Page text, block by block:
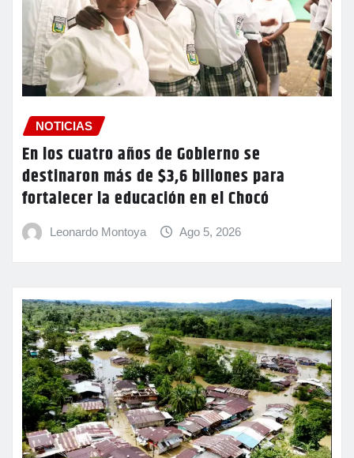
NOTICIAS
En los cuatro años de Gobierno se
destinaron más de $3,6 billones para
fortalecer la educación en el Chocó
Leonardo Montoya Ago 5, 2026